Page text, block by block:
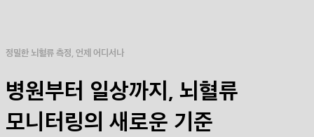
정밀한 뇌혈류 측정, 언제 어디서나
병원부터 일상까지, 뇌혈류
모니터링의 새로운 기준